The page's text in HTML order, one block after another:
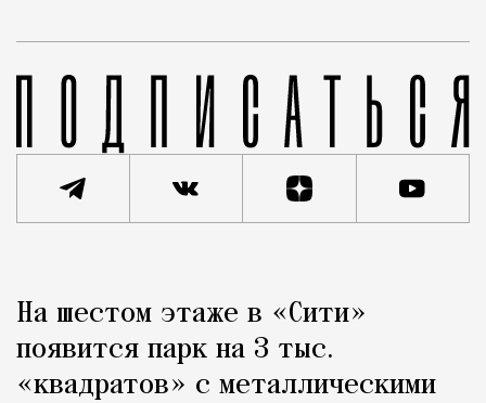
Город
На шестом этаже в «Сити»
появится парк на 3 тыс.
«квадратов» с металлическими